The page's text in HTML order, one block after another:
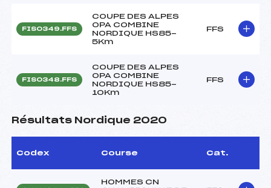
FIS0349.FFS
COUPE DES ALPES
OPA COMBINE
NORDIQUE HS85-
5Km
FFS
FIS0348.FFS
COUPE DES ALPES
OPA COMBINE
NORDIQUE HS85-
10Km
FFS
Résultats Nordique 2020
Codex Course Cat.
HOMMES CN